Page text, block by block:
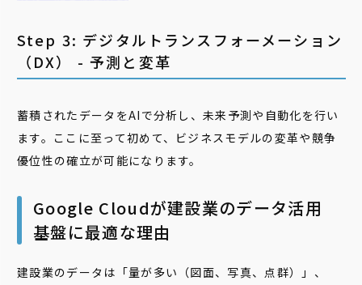
Step 3: デジタルトランスフォーメーション
（DX） - 予測と変革
蓄積されたデータをAIで分析し、未来予測や自動化を行い
ます。ここに至って初めて、ビジネスモデルの変革や競争
優位性の確立が可能になります。
Google Cloudが建設業のデータ活用
基盤に最適な理由
建設業のデータは「量が多い（図面、写真、点群）」、